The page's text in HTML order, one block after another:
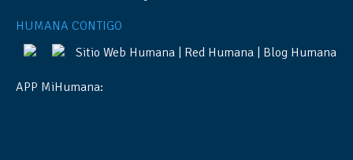
HUMANA CONTIGO
Sitio Web Humana | Red Humana | Blog Humana
APP MiHumana: